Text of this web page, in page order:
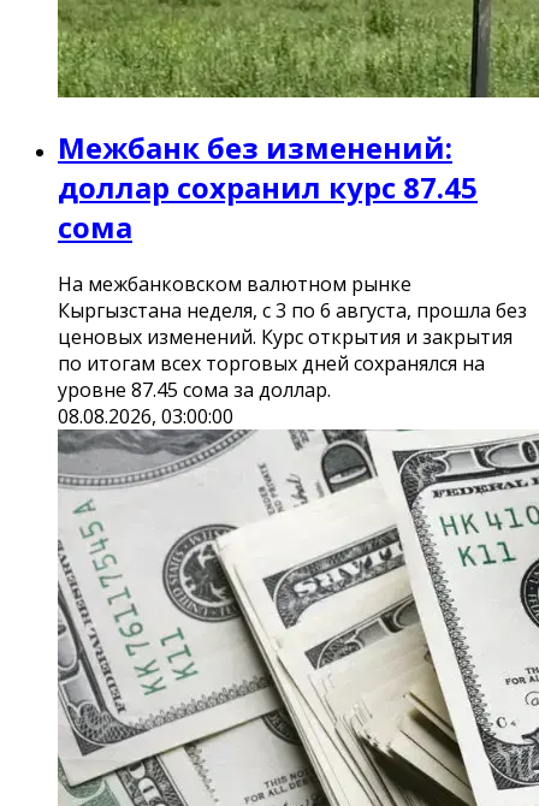
Межбанк без изменений:
доллар сохранил курс 87.45
сома
На межбанковском валютном рынке
Кыргызстана неделя, с 3 по 6 августа, прошла без
ценовых изменений. Курс открытия и закрытия
по итогам всех торговых дней сохранялся на
уровне 87.45 сома за доллар.
08.08.2026, 03:00:00